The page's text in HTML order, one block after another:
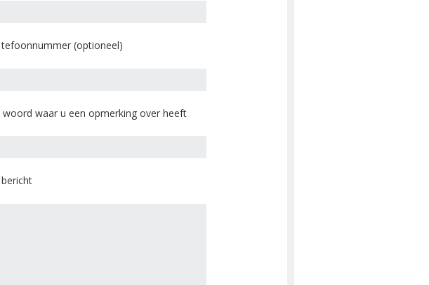
(optioneel)
woord waar u een opmerking over heeft